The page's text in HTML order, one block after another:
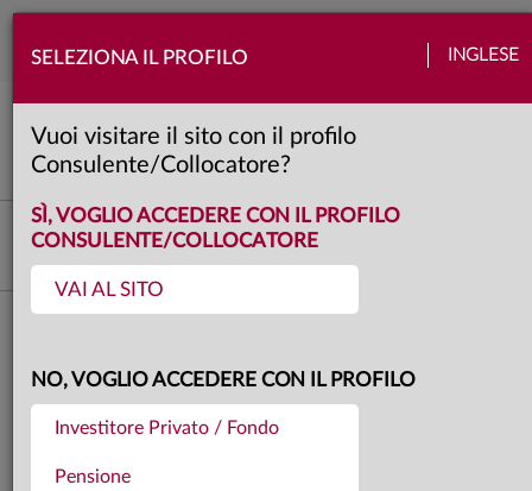
SELEZIONA IL PROFILO INGLESE
Vuoi visitare il sito con il profilo
Consulente/Collocatore?
SÌ, VOGLIO ACCEDERE CON IL PROFILO
CONSULENTE/COLLOCATORE
VAI AL SITO
NO, VOGLIO ACCEDERE CON IL PROFILO
Investitore Privato / Fondo
Pensione
4 minuti
Investment Advisory
I MERCATI DI MAGGIO
2026